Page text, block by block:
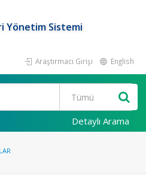
Yönetim Sistemi
Araştırmacı Girişi English
Detaylı Arama